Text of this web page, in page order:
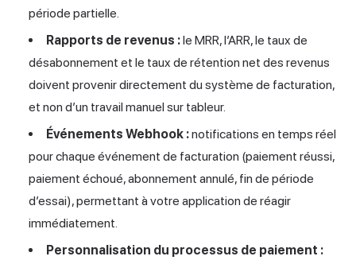
période partielle.
Rapports de revenus :le MRR, l’ARR, le taux de
désabonnement et le taux de rétention net des revenus
doivent provenir directement du système de facturation,
et non d’un travail manuel sur tableur.
Événements Webhook :notifications en temps réel
pour chaque événement de facturation (paiement réussi,
paiement échoué, abonnement annulé, fin de période
d’essai), permettant à votre application de réagir
immédiatement.
Personnalisation du processus de paiement :